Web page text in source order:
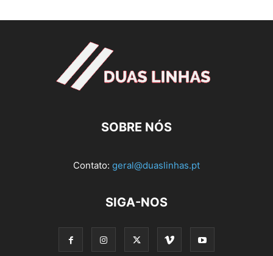
SOBRE NÓS
Contato: geral@duaslinhas.pt
SIGA-NOS